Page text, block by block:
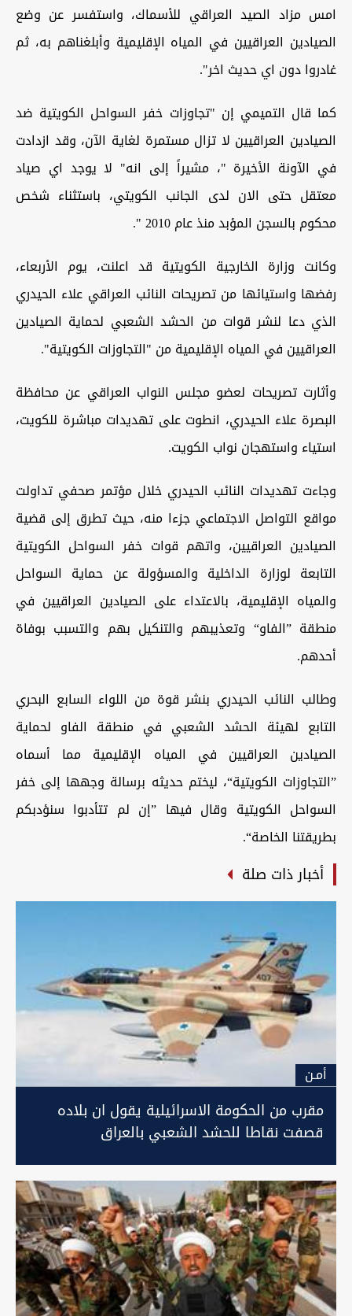
امس مزاد الصيد العراقي للأسماك، واستفسر عن وضع
الصيادين العراقيين في المياه الإقليمية وأبلغناهم به، ثم
غادروا دون اي حديث اخر".
كما قال التميمي إن "تجاوزات خفر السواحل الكويتية ضد
الصيادين العراقيين لا تزال مستمرة لغاية الآن، وقد ازدادت
في الآونة الأخيرة "، مشيراً إلى انه" لا يوجد اي صياد
معتقل حتى الان لدى الجانب الكويتي، باستثناء شخص
محكوم بالسجن المؤبد منذ عام 2010 ".
وكانت وزارة الخارجية الكويتية قد اعلنت، يوم الأربعاء،
رفضها واستيائها من تصريحات النائب العراقي علاء الحيدري
الذي دعا لنشر قوات من الحشد الشعبي لحماية الصيادين
العراقيين في المياه الإقليمية من "التجاوزات الكويتية".
وأثارت تصريحات لعضو مجلس النواب العراقي عن محافظة
البصرة علاء الحيدري، انطوت على تهديدات مباشرة للكويت،
استياء واستهجان نواب الكويت.
وجاءت تهديدات النائب الحيدري خلال مؤتمر صحفي تداولت
مواقع التواصل الاجتماعي جزءا منه، حيث تطرق إلى قضية
الصيادين العراقيين، واتهم قوات خفر السواحل الكويتية
التابعة لوزارة الداخلية والمسؤولة عن حماية السواحل
والمياه الإقليمية، بالاعتداء على الصيادين العراقيين في
منطقة ”الفاو“ وتعذيبهم والتنكيل بهم والتسبب بوفاة
أحدهم.
وطالب النائب الحيدري بنشر قوة من اللواء السابع البحري
التابع لهيئة الحشد الشعبي في منطقة الفاو لحماية
الصيادين العراقيين في المياه الإقليمية مما أسماه
”التجاوزات الكويتية“، ليختم حديثه برسالة وجهها إلى خفر
السواحل الكويتية وقال فيها ”إن لم تتأدبوا سنؤدبكم
بطريقتنا الخاصة“.
أخبار ذات صلة
أمـن
مقرب من الحكومة الاسرائيلية يقول ان بلاده
قصفت نقاطا للحشد الشعبي بالعراق